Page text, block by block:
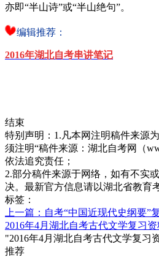
亦即“半山诗”或“半山绝句”。
编辑推荐：
2016年湖北自考串讲笔记
结束
特别声明：1.凡本网注明稿件来源
须注明“稿件来源：湖北自考网（
依法追究责任；
2.部分稿件来源于网络，如有不实
决。最新官方信息请以湖北省教育
标签：
上一篇：自考“中国近现代史纲要”
2016年4月湖北自考古代文学复习
"2016年4月湖北自考古代文学复习
推荐